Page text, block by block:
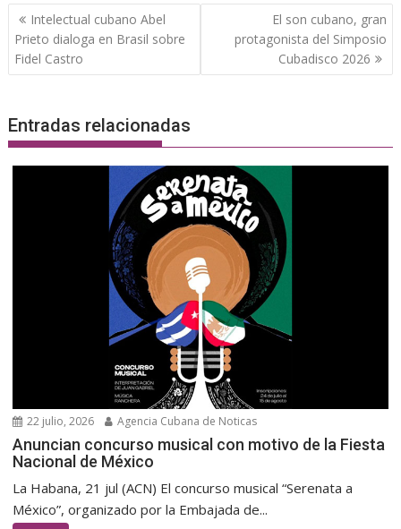
Navegación
de
entradas
Intelectual cubano Abel
Prieto dialoga en Brasil sobre
Fidel Castro
El son cubano, gran
protagonista del Simposio
Cubadisco 2026
Entradas relacionadas
22 julio, 2026 Agencia Cubana de Noticas
Anuncian concurso musical con motivo de la Fiesta
Nacional de México
La Habana, 21 jul (ACN) El concurso musical “Serenata a
México”, organizado por la Embajada de...